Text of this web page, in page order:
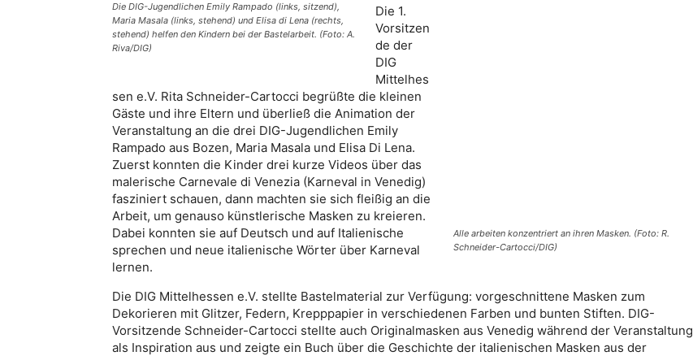
Die DIG-Jugendlichen Emily Rampado (links, sitzend),
Maria Masala (links, stehend) und Elisa di Lena (rechts,
stehend) helfen den Kindern bei der Bastelarbeit. (Foto: A.
Riva/DIG)
Alle arbeiten konzentriert an ihren Masken. (Foto: R.
Schneider-Cartocci/DIG)
Die 1.
Vorsitzen
de der
DIG
Mittelhes
sen e.V. Rita Schneider-Cartocci begrüßte die kleinen
Gäste und ihre Eltern und überließ die Animation der
Veranstaltung an die drei DIG-Jugendlichen Emily
Rampado aus Bozen, Maria Masala und Elisa Di Lena.
Zuerst konnten die Kinder drei kurze Videos über das
malerische Carnevale di Venezia (Karneval in Venedig)
fasziniert schauen, dann machten sie sich fleißig an die
Arbeit, um genauso künstlerische Masken zu kreieren.
Dabei konnten sie auf Deutsch und auf Italienische
sprechen und neue italienische Wörter über Karneval
lernen.
Die DIG Mittelhessen e.V. stellte Bastelmaterial zur Verfügung: vorgeschnittene Masken zum
Dekorieren mit Glitzer, Federn, Krepppapier in verschiedenen Farben und bunten Stiften. DIG-
Vorsitzende Schneider-Cartocci stellte auch Originalmasken aus Venedig während der Veranstaltung
als Inspiration aus und zeigte ein Buch über die Geschichte der italienischen Masken aus der